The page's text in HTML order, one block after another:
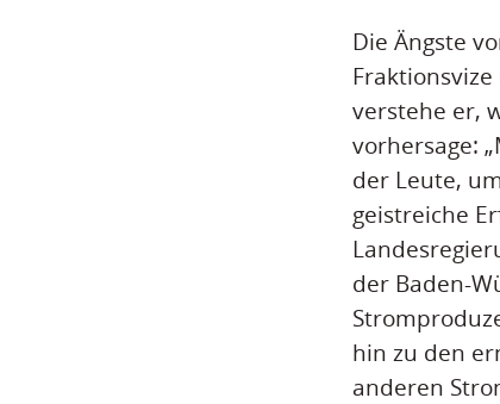
Die Ängste
verstehe er,
vorhersage:
der Leute,
geistreiche
der Baden-
hin zu den
anderen